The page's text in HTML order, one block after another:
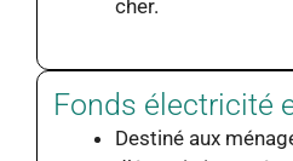
cher.
Fonds électricité
Destiné aux